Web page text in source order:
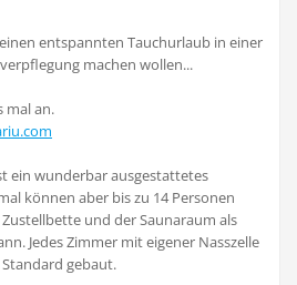
entspannten Tauchurlaub in einer
machen wollen...
mal an.
ein wunderbar ausgestattetes
können aber bis zu 14 Personen
und der Saunaraum als
Jedes Zimmer mit eigener Nasszelle
gebaut.